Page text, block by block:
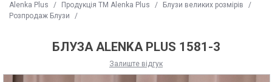
Alenka Plus / Продукція ТМ Alenka Plus / Блузи великих розмірів
/
Розпродаж Блузи
/
БЛУЗА ALENKA PLUS 1581-3
Залиште відгук